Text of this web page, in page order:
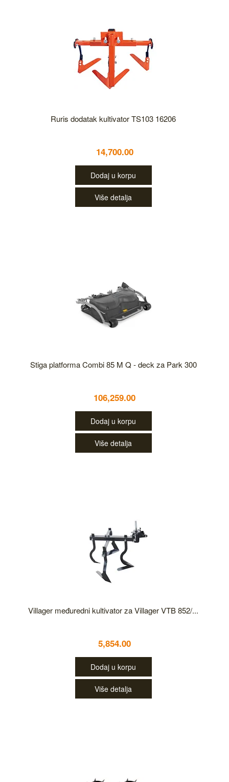
Ruris dodatak kultivator TS103 16206
14,700.00
Dodaj u korpu
Više detalja
Stiga platforma Combi 85 M Q - deck za Park 300
106,259.00
Dodaj u korpu
Više detalja
Villager međuredni kultivator za Villager VTB 852/...
5,854.00
Dodaj u korpu
Više detalja